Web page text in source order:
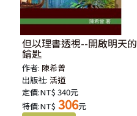
但以理書透視--開啟明天的
鑰匙
作者: 陳希曾
出版社:活道
定價:NT$ 340元
特價:NT$ 306元